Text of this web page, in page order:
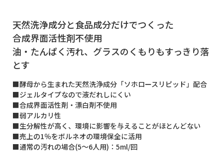
天然洗浄成分と食品成分だけでつくった
合成界面活性剤不使用
油・たんぱく汚れ、グラスのくもりもすっきり落
とす
■酵母から生まれた天然洗浄成分「ソホロースリピッド」配合
■ジェルタイプなので液だれしにくい
■合成界面活性剤・漂白剤不使用
■弱アルカリ性
■生分解性が高く、環境に影響を与えることがほとんどない
■売上の1％をボルネオの環境保全に活用
■通常の汚れの場合(5～6人用)：5ml/回